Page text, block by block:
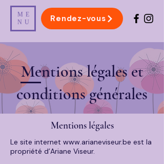
Rendez-vous
ME
NU
Mentions légales et
conditions générales
Mentions légales
Le site internet www.arianeviseur.be est la
propriété d’Ariane Viseur.